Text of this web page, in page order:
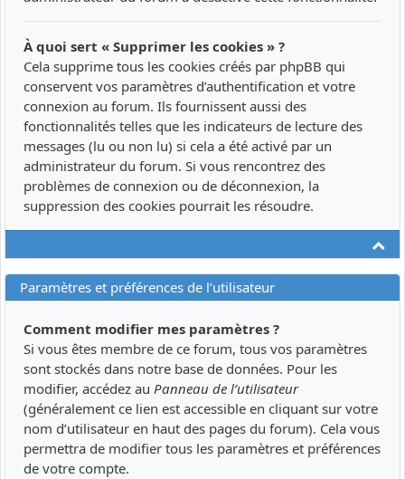
À quoi sert « Supprimer les cookies » ?
Cela supprime tous les cookies créés par phpBB qui
conservent vos paramètres d’authentification et votre
connexion au forum. Ils fournissent aussi des
fonctionnalités telles que les indicateurs de lecture des
messages (lu ou non lu) si cela a été activé par un
administrateur du forum. Si vous rencontrez des
problèmes de connexion ou de déconnexion, la
suppression des cookies pourrait les résoudre.
Paramètres et préférences de l’utilisateur
Comment modifier mes paramètres ?
Si vous êtes membre de ce forum, tous vos paramètres
sont stockés dans notre base de données. Pour les
modifier, accédez au Panneau de l’utilisateur
(généralement ce lien est accessible en cliquant sur votre
nom d’utilisateur en haut des pages du forum). Cela vous
permettra de modifier tous les paramètres et préférences
de votre compte.